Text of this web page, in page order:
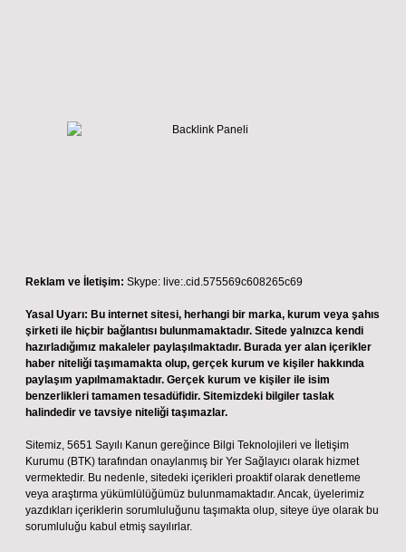
Reklam ve İletişim: Skype: live:.cid.575569c608265c69
Yasal Uyarı: Bu internet sitesi, herhangi bir marka, kurum veya şahıs
şirketi ile hiçbir bağlantısı bulunmamaktadır. Sitede yalnızca kendi
hazırladığımız makaleler paylaşılmaktadır. Burada yer alan içerikler
haber niteliği taşımamakta olup, gerçek kurum ve kişiler hakkında
paylaşım yapılmamaktadır. Gerçek kurum ve kişiler ile isim
benzerlikleri tamamen tesadüfidir. Sitemizdeki bilgiler taslak
halindedir ve tavsiye niteliği taşımazlar.
Sitemiz, 5651 Sayılı Kanun gereğince Bilgi Teknolojileri ve İletişim
Kurumu (BTK) tarafından onaylanmış bir Yer Sağlayıcı olarak hizmet
vermektedir. Bu nedenle, sitedeki içerikleri proaktif olarak denetleme
veya araştırma yükümlülüğümüz bulunmamaktadır. Ancak, üyelerimiz
yazdıkları içeriklerin sorumluluğunu taşımakta olup, siteye üye olarak bu
sorumluluğu kabul etmiş sayılırlar.